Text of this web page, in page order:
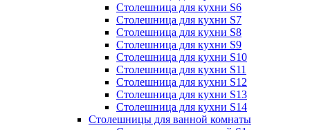
Столешница для кухни S6
Столешница для кухни S7
Столешница для кухни S8
Столешница для кухни S9
Столешница для кухни S10
Столешница для кухни S11
Столешница для кухни S12
Столешница для кухни S13
Столешница для кухни S14
Столешницы для ванной комнаты